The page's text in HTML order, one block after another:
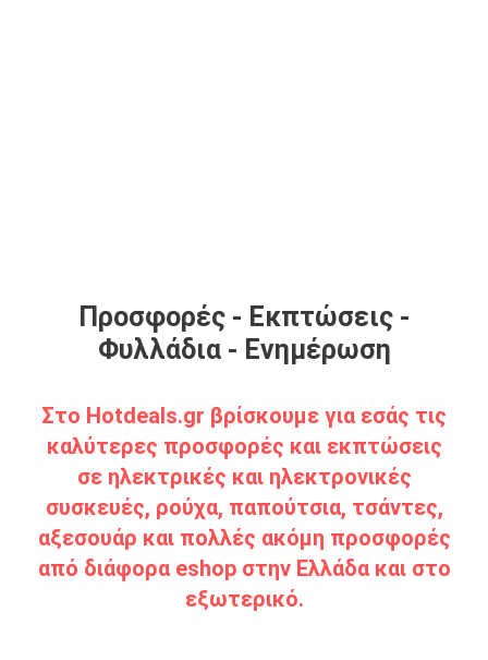
Προσφορές - Εκπτώσεις -
Φυλλάδια - Ενημέρωση
Στο Hotdeals.gr βρίσκουμε για εσάς τις
καλύτερες προσφορές και εκπτώσεις
σε ηλεκτρικές και ηλεκτρονικές
συσκευές, ρούχα, παπούτσια, τσάντες,
αξεσουάρ και πολλές ακόμη προσφορές
από διάφορα eshop στην Ελλάδα και στο
εξωτερικό.